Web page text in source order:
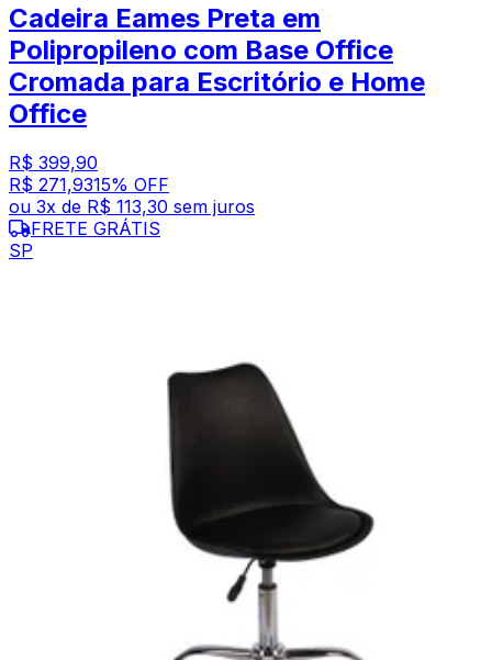
Cadeira Eames Preta em
Polipropileno com Base Office
Cromada para Escritório e Home
Office
R$ 399,90
R$ 271,9315% OFF
ou 3x de R$ 113,30 sem juros
FRETE GRÁTIS
SP